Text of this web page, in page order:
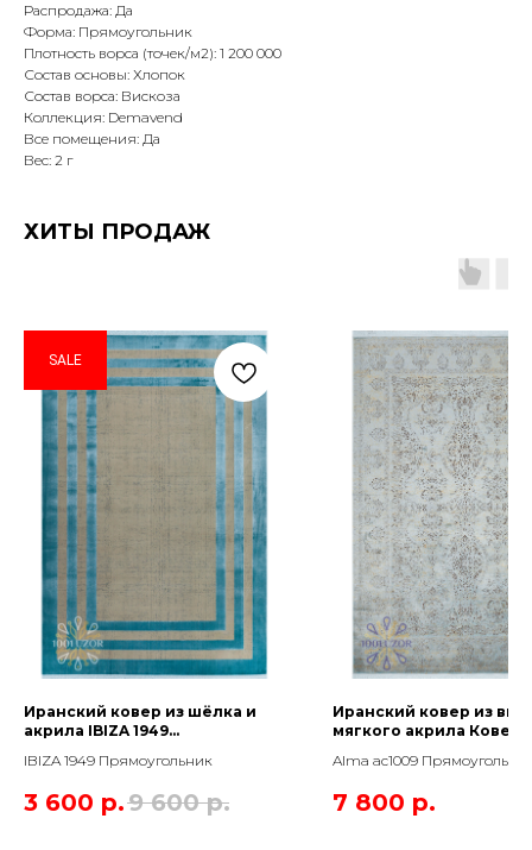
Распродажа: Да
Форма: Прямоугольник
Плотность ворса (точек/м2): 1 200 000
Состав основы: Хлопок
Состав ворса: Вискоза
Коллекция: Demavend
Все помещения: Да
Вес: 2 г
ХИТЫ ПРОДАЖ
SALE
Иранский ковер из шёлка и
акрила IBIZA 1949
IBIZA 1949 Прямоугольник
3 600 р.9 600 р.
Иранский ковер из
мягкого акрила Ковер
Alma ac1009
7 800 р.